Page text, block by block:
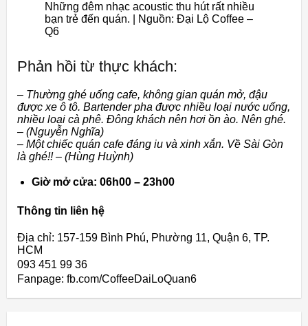
Những đêm nhạc acoustic thu hút rất nhiều
bạn trẻ đến quán. | Nguồn: Đại Lộ Coffee –
Q6
Phản hồi từ thực khách:
– Thường ghé uống cafe, không gian quán mở, đậu
được xe ô tô. Bartender pha được nhiều loại nước uống,
nhiều loại cà phê. Đông khách nên hơi ồn ào. Nên ghé.
– (Nguyễn Nghĩa)
– Một chiếc quán cafe đáng iu và xinh xắn. Về Sài Gòn
là ghé!! – (Hùng Huỳnh)
Giờ mở cửa: 06h00 – 23h00
Thông tin liên hệ
Địa chỉ: 157-159 Bình Phú, Phường 11, Quận 6, TP.
HCM
093 451 99 36
Fanpage: fb.com/CoffeeDaiLoQuan6